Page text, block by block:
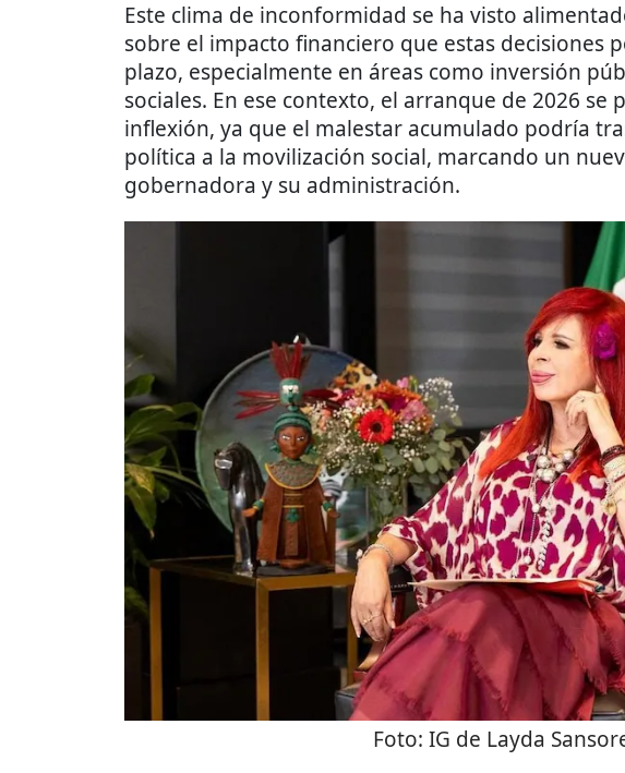
Este clima de inconformidad se ha visto
sobre el impacto financiero que estas decisiones
plazo, especialmente en áreas como inversión
sociales. En ese contexto, el arranque de 2026
inflexión, ya que el malestar acumulado podría
política a la movilización social, marcando un
gobernadora y su administración.
Foto: IG de Layda